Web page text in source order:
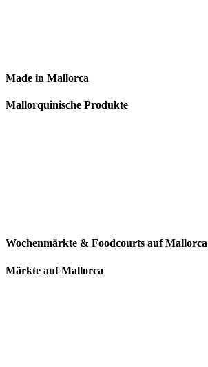
Made in Mallorca
Mallorquinische Produkte
Wochenmärkte & Foodcourts auf Mallorca
Märkte auf Mallorca